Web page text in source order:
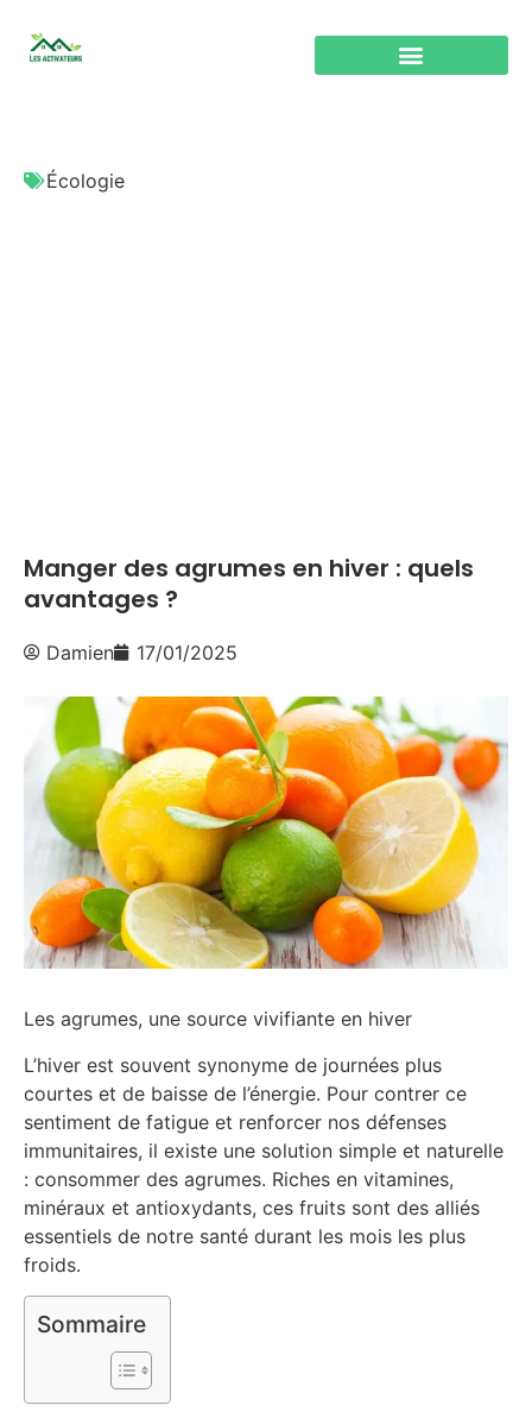
Écologie
Manger des agrumes en hiver : quels
avantages ?
Damien 17/01/2025
Les agrumes, une source vivifiante en hiver
L’hiver est souvent synonyme de journées plus
courtes et de baisse de l’énergie. Pour contrer ce
sentiment de fatigue et renforcer nos défenses
immunitaires, il existe une solution simple et naturelle
: consommer des agrumes. Riches en vitamines,
minéraux et antioxydants, ces fruits sont des alliés
essentiels de notre santé durant les mois les plus
froids.
Sommaire